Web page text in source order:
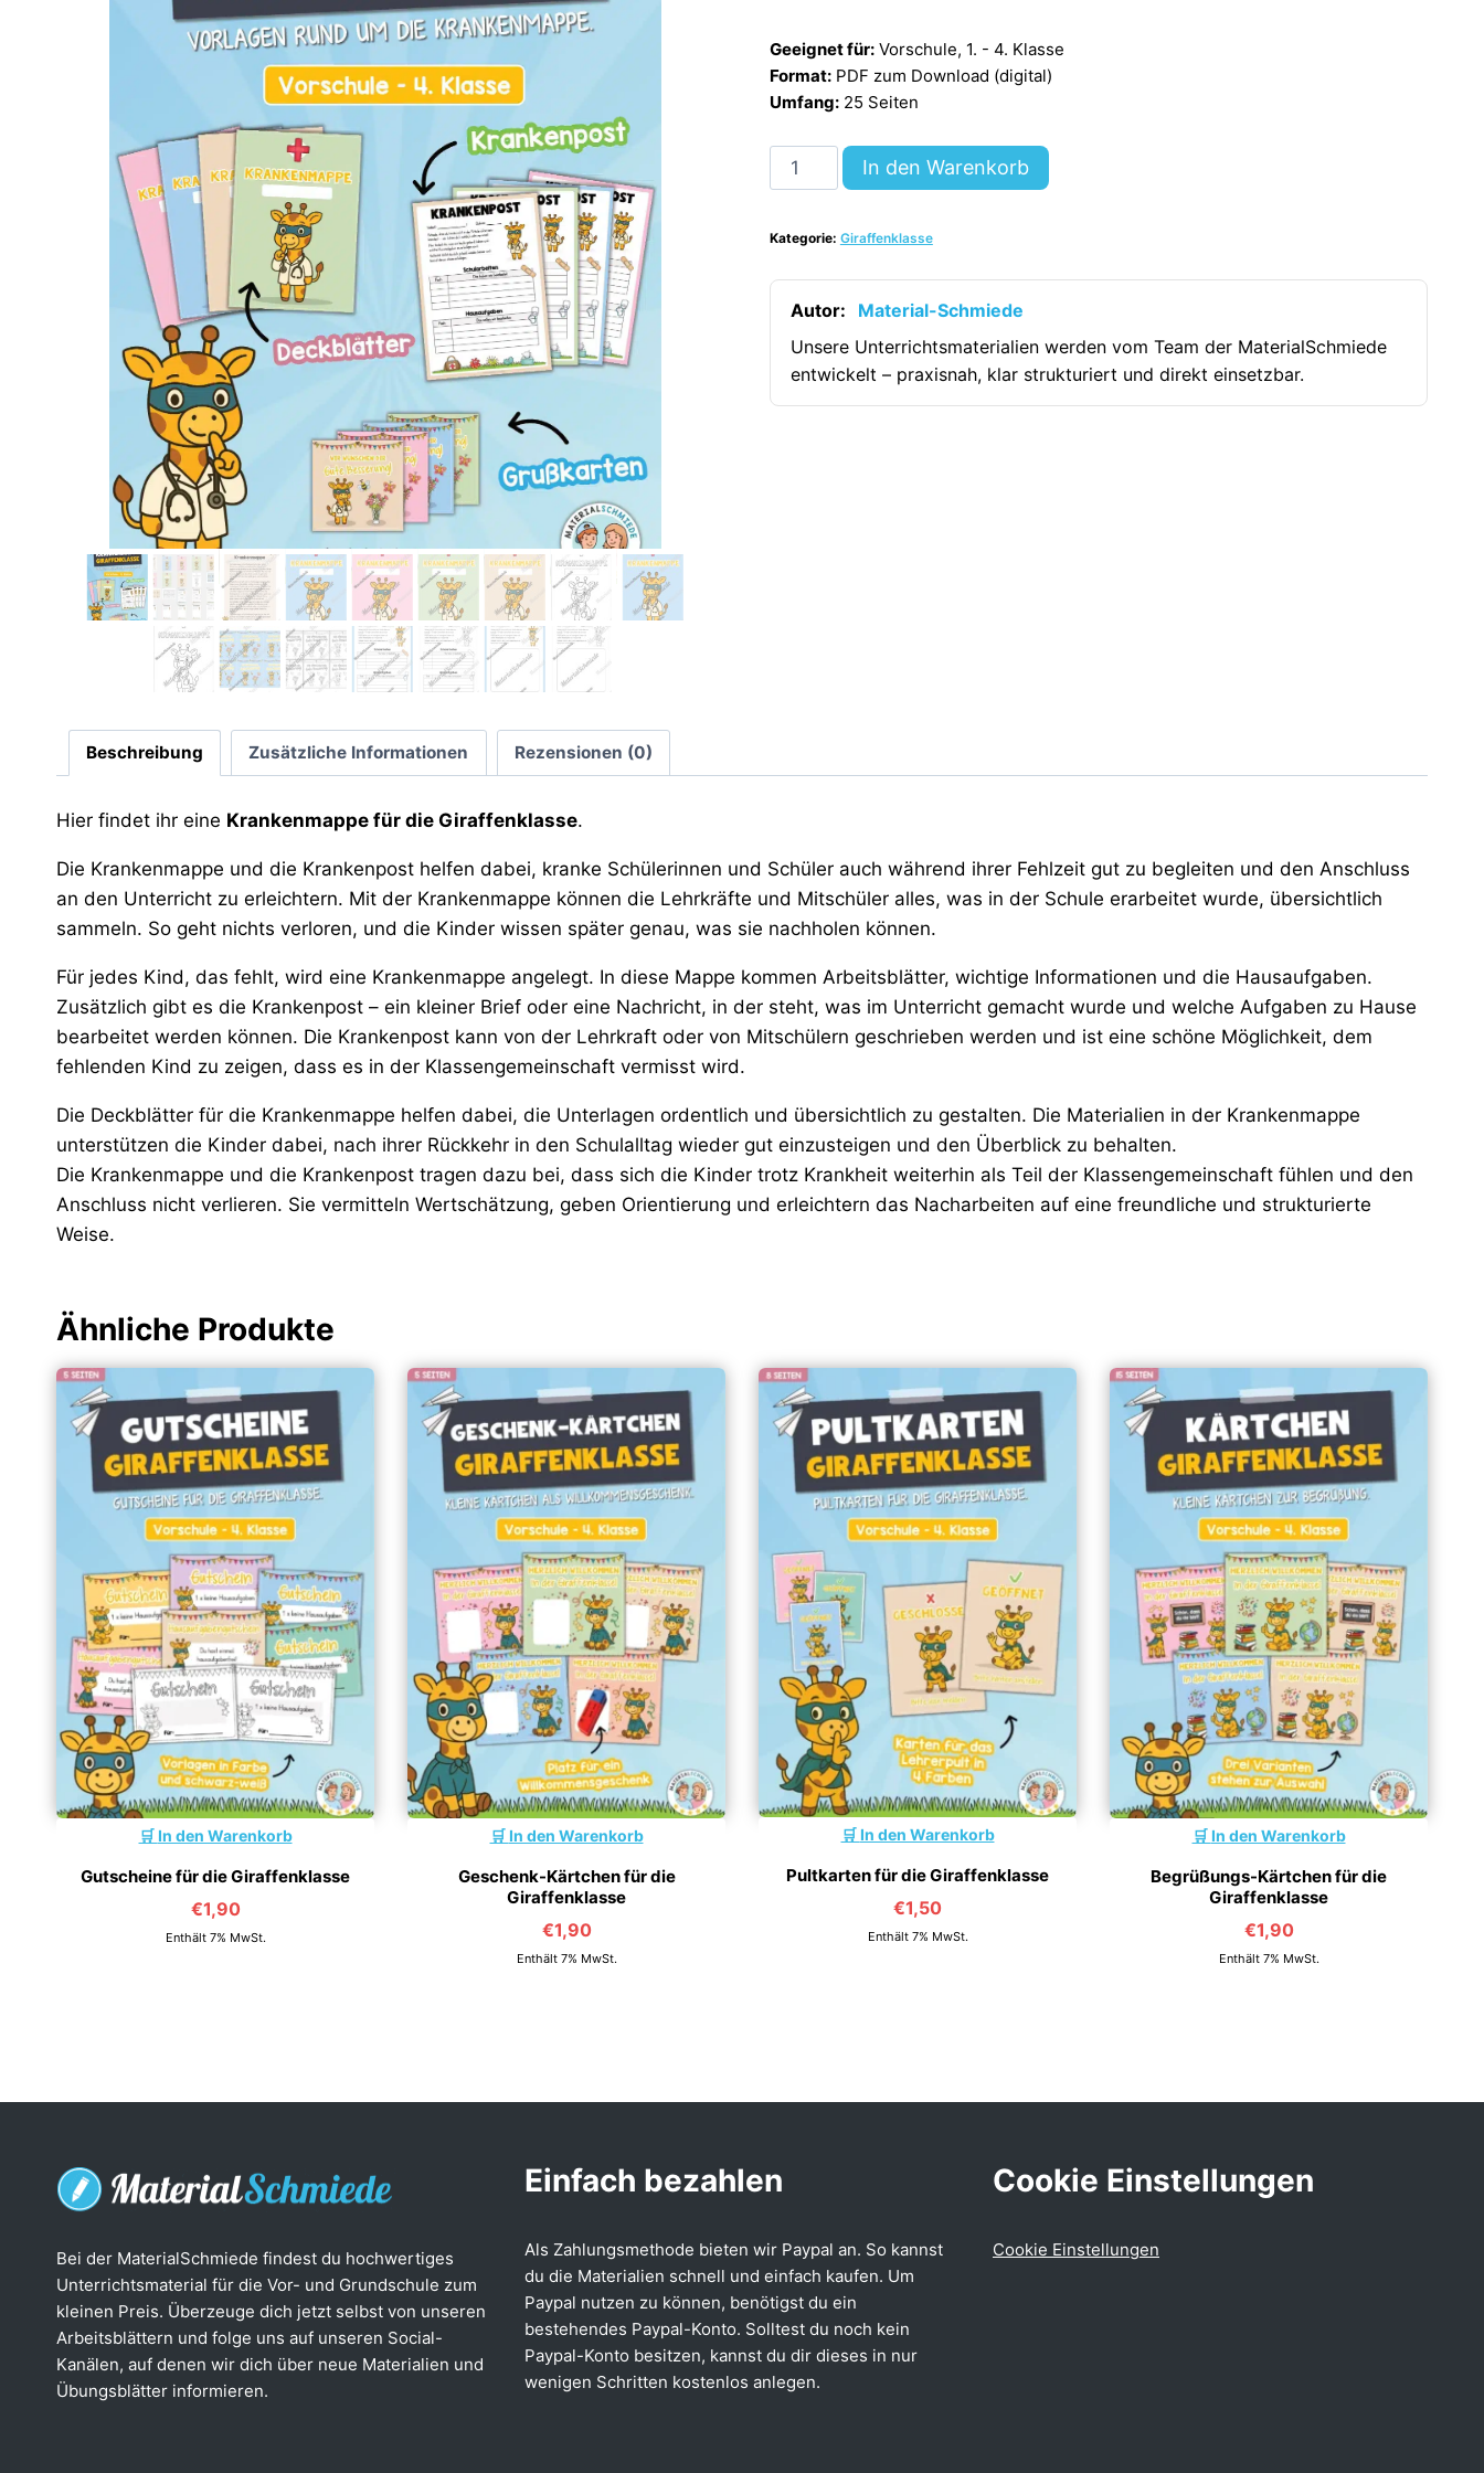
Geeignet für: Vorschule, 1. - 4. Klasse
Format: PDF zum Download (digital)
Umfang: 25 Seiten
Krankenmappe
für
Giraffenklasse
[Digital]
Menge
In den Warenkorb
Kategorie: Giraffenklasse
Autor:
Material-Schmiede
Unsere Unterrichtsmaterialien werden vom Team der MaterialSchmiede
entwickelt – praxisnah, klar strukturiert und direkt einsetzbar.
Beschreibung Zusätzliche Informationen Rezensionen (0)
Hier findet ihr eine Krankenmappe für die Giraffenklasse.
Die Krankenmappe und die Krankenpost helfen dabei, kranke Schülerinnen und Schüler auch während ihrer Fehlzeit gut zu begleiten und den Anschluss
an den Unterricht zu erleichtern. Mit der Krankenmappe können die Lehrkräfte und Mitschüler alles, was in der Schule erarbeitet wurde, übersichtlich
sammeln. So geht nichts verloren, und die Kinder wissen später genau, was sie nachholen können.
Für jedes Kind, das fehlt, wird eine Krankenmappe angelegt. In diese Mappe kommen Arbeitsblätter, wichtige Informationen und die Hausaufgaben.
Zusätzlich gibt es die Krankenpost – ein kleiner Brief oder eine Nachricht, in der steht, was im Unterricht gemacht wurde und welche Aufgaben zu Hause
bearbeitet werden können. Die Krankenpost kann von der Lehrkraft oder von Mitschülern geschrieben werden und ist eine schöne Möglichkeit, dem
fehlenden Kind zu zeigen, dass es in der Klassengemeinschaft vermisst wird.
Die Deckblätter für die Krankenmappe helfen dabei, die Unterlagen ordentlich und übersichtlich zu gestalten. Die Materialien in der Krankenmappe
unterstützen die Kinder dabei, nach ihrer Rückkehr in den Schulalltag wieder gut einzusteigen und den Überblick zu behalten.
Die Krankenmappe und die Krankenpost tragen dazu bei, dass sich die Kinder trotz Krankheit weiterhin als Teil der Klassengemeinschaft fühlen und den
Anschluss nicht verlieren. Sie vermitteln Wertschätzung, geben Orientierung und erleichtern das Nacharbeiten auf eine freundliche und strukturierte
Weise.
Ähnliche Produkte
In den Warenkorb
Gutscheine für die Giraffenklasse
€1,90
Enthält 7% MwSt.
In den Warenkorb
Geschenk-Kärtchen für die
Giraffenklasse
€1,90
Enthält 7% MwSt.
In den Warenkorb
Pultkarten für die Giraffenklasse
€1,50
Enthält 7% MwSt.
In den Warenkorb
Begrüßungs-Kärtchen für die
Giraffenklasse
€1,90
Enthält 7% MwSt.
Bei der MaterialSchmiede findest du hochwertiges
Unterrichtsmaterial für die Vor- und Grundschule zum
kleinen Preis. Überzeuge dich jetzt selbst von unseren
Arbeitsblättern und folge uns auf unseren Social-
Kanälen, auf denen wir dich über neue Materialien und
Übungsblätter informieren.
Einfach bezahlen
Als Zahlungsmethode bieten wir Paypal an. So kannst
du die Materialien schnell und einfach kaufen. Um
Paypal nutzen zu können, benötigst du ein
bestehendes Paypal-Konto. Solltest du noch kein
Paypal-Konto besitzen, kannst du dir dieses in nur
wenigen Schritten kostenlos anlegen.
Cookie Einstellungen
Cookie Einstellungen